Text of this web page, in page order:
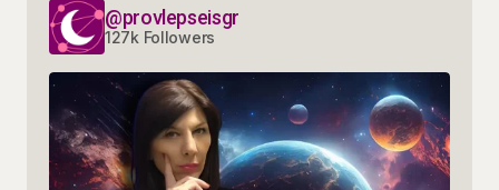
@provlepseisgr
127k Followers